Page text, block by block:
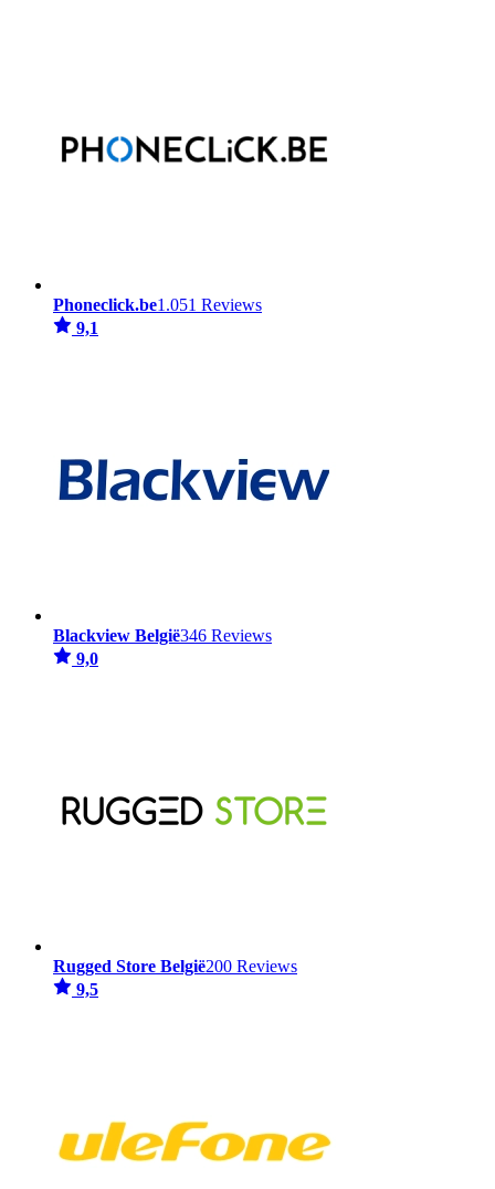
Phoneclick.be1.051 Reviews
9,1
Blackview België346 Reviews
9,0
Rugged Store België200 Reviews
9,5